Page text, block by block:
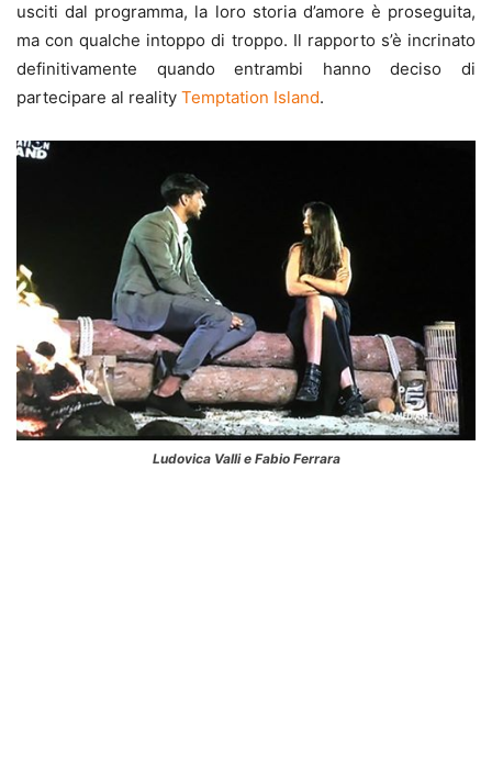
usciti dal programma, la loro storia d’amore è proseguita,
ma con qualche intoppo di troppo. Il rapporto s’è incrinato
definitivamente quando entrambi hanno deciso di
partecipare al reality Temptation Island.
Ludovica Valli e Fabio Ferrara